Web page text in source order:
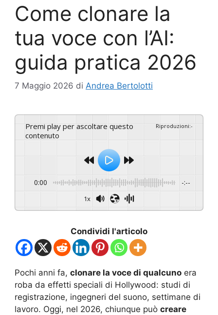
Come clonare la
tua voce con l’AI:
guida pratica 2026
7 Maggio 2026 di Andrea Bertolotti
Premi play per ascoltare questo
contenuto
Riproduzioni:-
0:00 -:--
1x
Condividi l'articolo
Pochi anni fa, clonare la voce di qualcuno era
roba da effetti speciali di Hollywood: studi di
registrazione, ingegneri del suono, settimane di
lavoro. Oggi, nel 2026, chiunque può creare